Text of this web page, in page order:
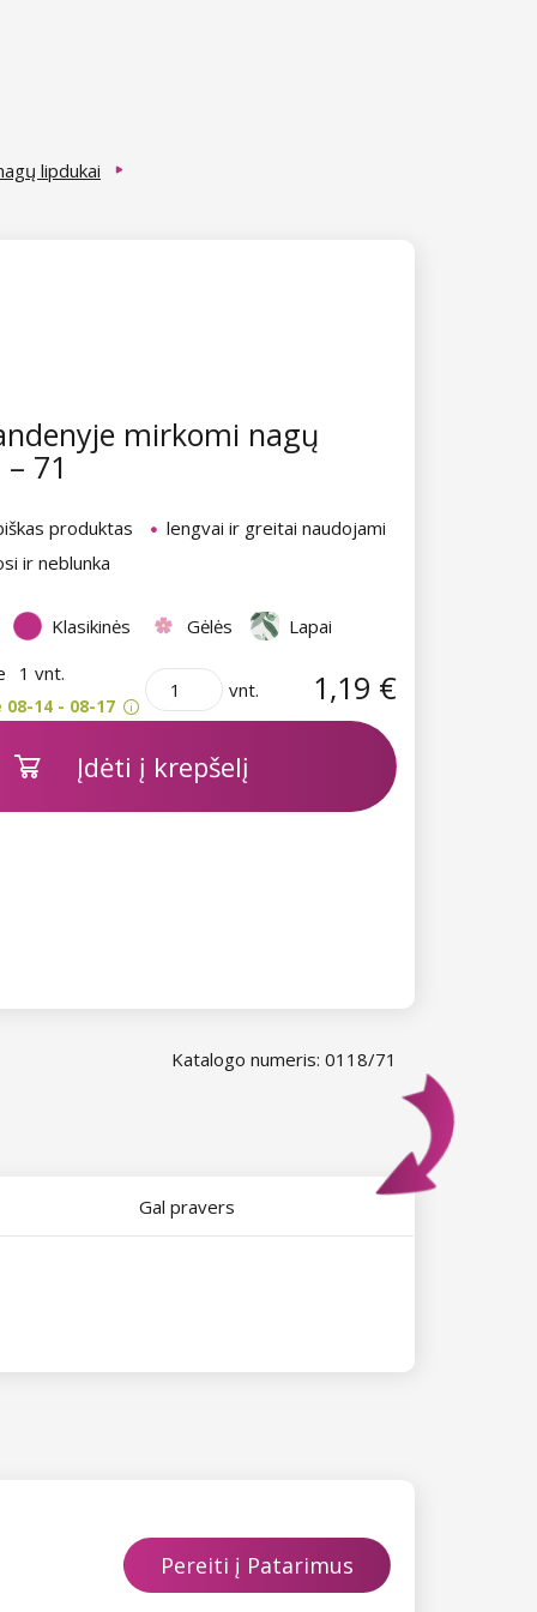
lipdukai
mirkomi nagų
71
produktas
lengvai ir greitai naudojami
ir neblunka
Klasikinės Gėlės
Lapai
1 vnt.
14 - 08-17
vnt. 1,19 €
Įdėti į krepšelį
Katalogo numeris: 0118/71
Gal pravers
Pereiti į Patarimus